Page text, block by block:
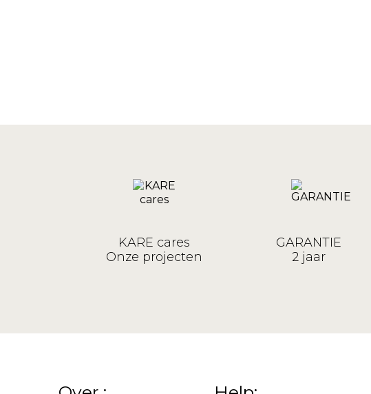
KARE cares
Onze projecten
GARANTIE
2 jaar